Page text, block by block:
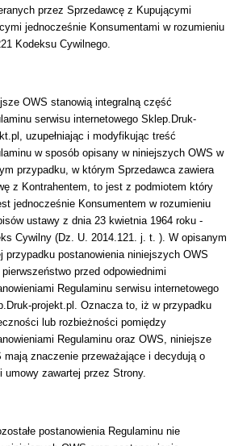
przez Sprzedawcę z Kupującymi
jednocześnie Konsumentami w rozumieniu
Kodeksu Cywilnego.
OWS stanowią integralną część
serwisu internetowego Sklep.Druk-
uzupełniając i modyfikując treść
w sposób opisany w niniejszych OWS w
przypadku, w którym Sprzedawca zawiera
z Kontrahentem, to jest z podmiotem który
jednocześnie Konsumentem w rozumieniu
ustawy z dnia 23 kwietnia 1964 roku -
Cywilny (Dz. U. 2014.121. j. t. ). W opisanym
przypadku postanowienia niniejszych OWS
przed odpowiednimi
Regulaminu serwisu internetowego
projekt.pl. Oznacza to, iż w przypadku
lub rozbieżności pomiędzy
Regulaminu oraz OWS, niniejsze
mają znaczenie przeważające i decydują o
umowy zawartej przez Strony.
postanowienia Regulaminu nie